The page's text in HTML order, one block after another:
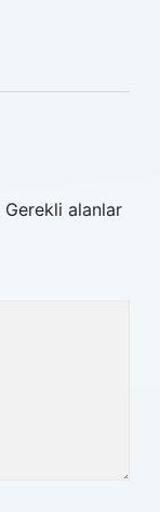
Gerekli alanlar